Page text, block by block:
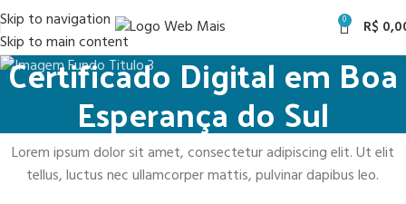
Skip to navigation
Skip to main content
0 R$
Certificado Digital em Boa
Esperança do Sul
Lorem ipsum dolor sit amet, consectetur adipiscing elit. Ut elit
tellus, luctus nec ullamcorper mattis, pulvinar dapibus leo.